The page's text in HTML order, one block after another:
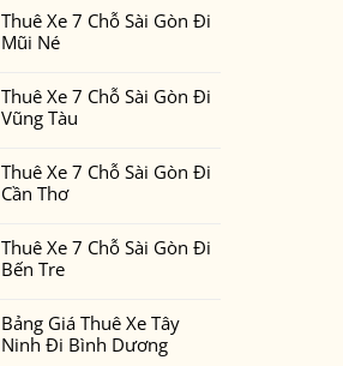
Bình
Phước
7
Chỗ
Sài
Đà
Lạt
bình
luận
ở
7
Chỗ
Sài
Nha
Trang
Thuê Xe 7 Chỗ Sài Gòn Đi
Mũi Né
bình
luận
ở
7
Chỗ
Sài
Mũi
Né
Thuê Xe 7 Chỗ Sài Gòn Đi
Vũng Tàu
bình
luận
ở
7
Chỗ
Sài
Vũng
Tàu
Thuê Xe 7 Chỗ Sài Gòn Đi
Cần Thơ
bình
luận
ở
7
Chỗ
Sài
Thuê Xe 7 Chỗ Sài Gòn Đi
Bến Tre
bình
luận
ở
Bảng Giá Thuê Xe Tây
Ninh Đi Bình Dương